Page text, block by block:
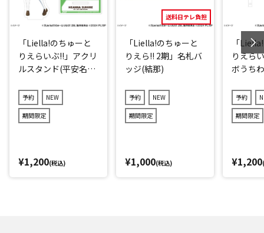
「Liella!のちゅーと
りえらいぶ!!」アクリ
ルスタンド(平安名す
予約 NEW
期間限定
¥1,200(税込)
送料日テレ負担
「Liella!のちゅーと
りえら!! 2期」名札バ
ッジ(結那)
予約 NEW
期間限定
¥1,000(税込)
「
りえら
ボうち
予約
期間限定
¥1,200